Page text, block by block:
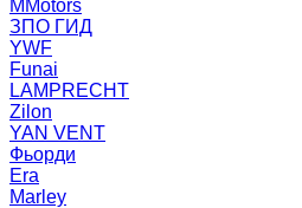
MMotors
ЗПО ГИД
YWF
Funai
LAMPRECHT
Zilon
YAN VENT
Фьорди
Era
Marley